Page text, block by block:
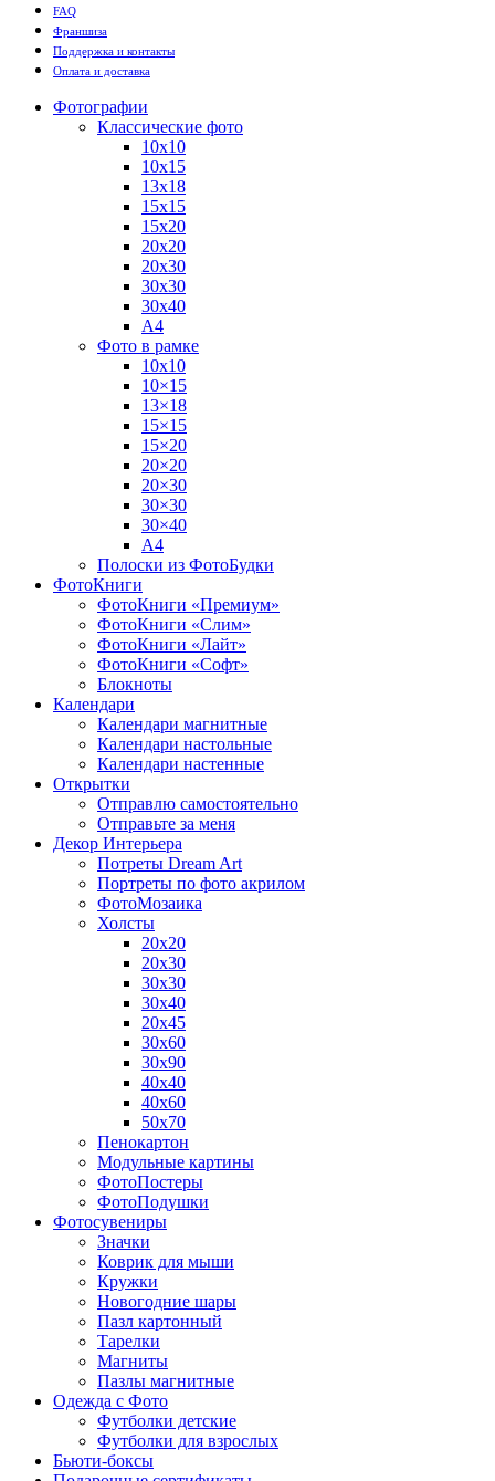
FAQ
Франшиза
Поддержка и контакты
Оплата и доставка
Фотографии
Классические фото
10х10
10х15
13х18
15х15
15х20
20х20
20х30
30х30
30х40
А4
Фото в рамке
10х10
10×15
13×18
15×15
15×20
20×20
20×30
30×30
30×40
A4
Полоски из ФотоБудки
ФотоКниги
ФотоКниги «Премиум»
ФотоКниги «Слим»
ФотоКниги «Лайт»
ФотоКниги «Софт»
Блокноты
Календари
Календари магнитные
Календари настольные
Календари настенные
Открытки
Отправлю самостоятельно
Отправьте за меня
Декор Интерьера
Потреты Dream Art
Портреты по фото акрилом
ФотоМозаика
Холсты
20х20
20х30
30х30
30х40
20х45
30х60
30х90
40х40
40х60
50х70
Пенокартон
Модульные картины
ФотоПостеры
ФотоПодушки
Фотоcувениры
Значки
Коврик для мыши
Кружки
Новогодние шары
Пазл картонный
Тарелки
Магниты
Пазлы магнитные
Одежда с Фото
Футболки детские
Футболки для взрослых
Бьюти-боксы